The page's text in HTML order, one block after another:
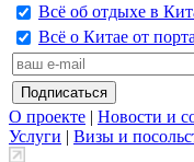
Всё об отдыхе в
Всё о Китае от
О проекте | Новости и
Услуги | Визы и